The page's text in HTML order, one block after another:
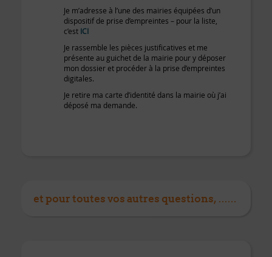
Je m’adresse à l’une des mairies équipées d’un
dispositif de prise d’empreintes – pour la liste,
c’est ICI
Je rassemble les pièces justificatives et me
présente au guichet de la mairie pour y déposer
mon dossier et procéder à la prise d’empreintes
digitales.
Je retire ma carte d’identité dans la mairie où j’ai
déposé ma demande.
et pour toutes vos autres questions, ......